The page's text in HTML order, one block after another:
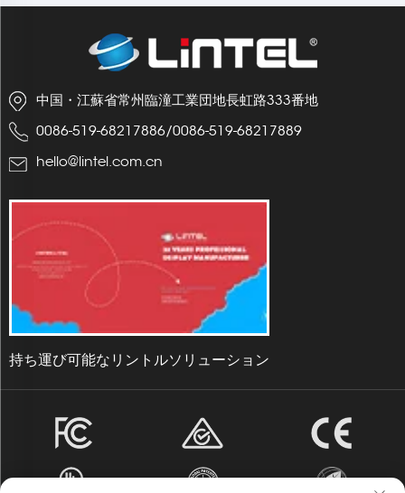
T
T
中国・江蘇省常州臨潼工業団地長虹路333番地
0086-519-68217886/0086-519-68217889
hello@lintel.com.cn
持ち運び可能なリントルソリューション